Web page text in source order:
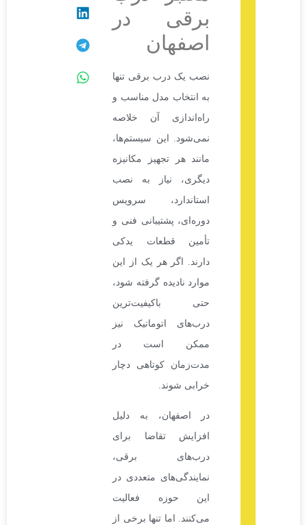
برقی در
نصب یک درب برقی تنها
به انتخاب مدل مناسب و
راه‌اندازی آن خلاصه
نمی‌شود. این سیستم‌ها،
مانند هر تجهیز مکانیزه
دیگری، نیاز به نصب
استاندارد، سرویس
دوره‌ای، پشتیبانی فنی و
تأمین قطعات یدکی
دارند. اگر هر یک از این
موارد نادیده گرفته شود،
حتی باکیفیت‌ترین
درب‌های اتوماتیک نیز
ممکن است در
مدت‌زمان کوتاهی دچار
در اصفهان، به دلیل
افزایش تقاضا برای
درب‌های برقی،
نمایندگی‌های متعددی در
این حوزه فعالیت
می‌کنند. اما تنها برخی از